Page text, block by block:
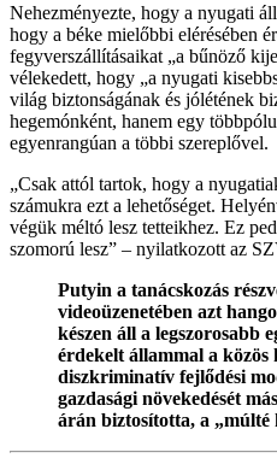
Nehezményezte, hogy a nyugati
hogy a béke mielőbbi elérésében
fegyverszállításaikat „a bűnöző
vélekedett, hogy „a nyugati
világ biztonságának és jólétének
hegemónként, hanem egy
egyenrangúan a többi szereplővel.
„Csak attól tartok, hogy a
számukra ezt a lehetőséget.
végük méltó lesz tetteikhez. Ez
szomorú lesz” – nyilatkozott az
Putyin a tanácskozás
videoüzenetében azt
készen áll a legszorosabb
érdekelt állammal a
diszkriminatív fejlődési
gazdasági növekedését
árán biztosította, a „múlté